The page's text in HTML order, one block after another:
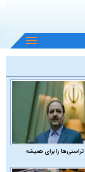
باز
و
منو
تراستی‌ها را برای همیشه